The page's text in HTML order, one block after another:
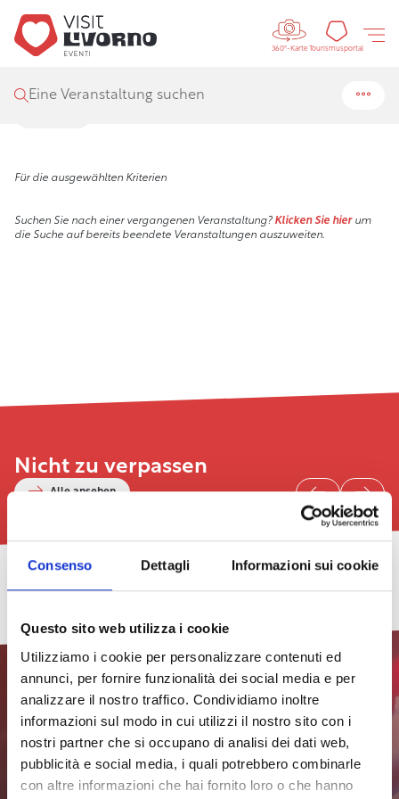
Consenso Dettagli Informazioni sui cookie
Questo sito web utilizza i cookie
Utilizziamo i cookie per personalizzare contenuti ed
annunci, per fornire funzionalità dei social media e per
analizzare il nostro traffico. Condividiamo inoltre
informazioni sul modo in cui utilizzi il nostro sito con i
nostri partner che si occupano di analisi dei dati web,
pubblicità e social media, i quali potrebbero combinarle
con altre informazioni che hai fornito loro o che hanno
Controls
360°-Karte Tourismusportal
Eine Veranstaltung suchen
Visit Livorno/Events
Für die ausgewählten Kriterien
Suchen Sie nach einer vergangenen Veranstaltung? Klicken Sie hierum
die Suche auf bereits beendete Veranstaltungen auszuweiten.
Nicht zu verpassen
Alle ansehen
Leicht
Achte
18/07/2026
Alle
Termine
anzeigen
Cacciucco
Das
21/08/2026
Alle
Termine
anzeigen
Konzert
Elf
Insomnia
29/07/2026
Alle
Termine
anzeigen
Effekt
Venedig,
41.
TheGalex
Termine
anzeigen
Effekt
Venedig,
41.
Ausgabe
Livorno
Fair
31/07/2026
Alle
Termine
anzeigen
Effekt
Venedig,
41.
Ausgabe
Neues
2026
24/07/2026
Alle
Termine
anzeigen
Abonnieren Sie den
Newsletter, um immer auf